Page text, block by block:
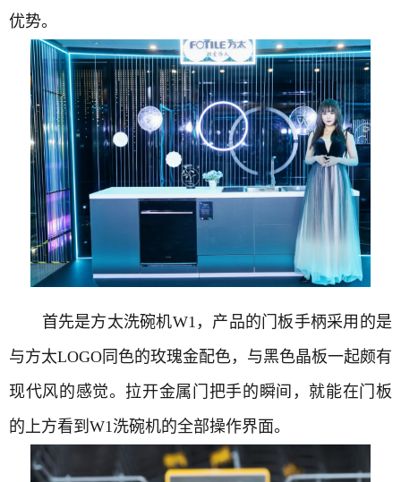
优势。
首先是方太洗碗机W1，产品的门板手柄采用的是
与方太LOGO同色的玫瑰金配色，与黑色晶板一起颇有
现代风的感觉。拉开金属门把手的瞬间，就能在门板
的上方看到W1洗碗机的全部操作界面。